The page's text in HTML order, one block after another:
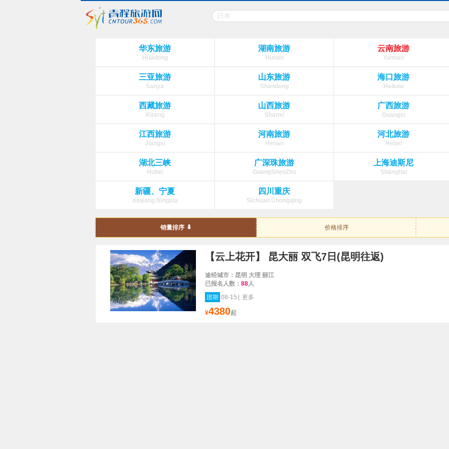
华东旅游
Huadong
湖南旅游
Hunan
云南旅游
Yunnan
三亚旅游
Sanya
山东旅游
Shandong
海口旅游
Haikou
西藏旅游
Xizang
山西旅游
Shanxi
广西旅游
Guangxi
江西旅游
Jiangxi
河南旅游
Henan
河北旅游
Hebei
湖北三峡
Hubei
广深珠旅游
GuangShenZhu
上海迪斯尼
Shanghai
新疆、宁夏
Xinjiang Ningxia
四川重庆
Sichuan Chongqing
销量排序 价格排序
【云上花开】 昆大丽 双飞7日(昆明往返)
途经城市：昆明 大理 丽江
已报名人数：88人
团期 08-15 更多
¥4380起